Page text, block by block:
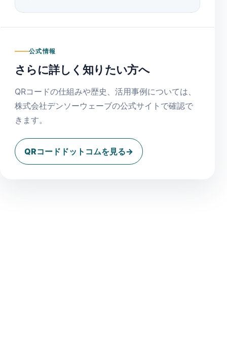
公式情報
さらに詳しく知りたい方へ
QRコードの仕組みや歴史、活用事例については、
株式会社デンソーウェーブの公式サイトで確認で
きます。
QRコードドットコムを見る→